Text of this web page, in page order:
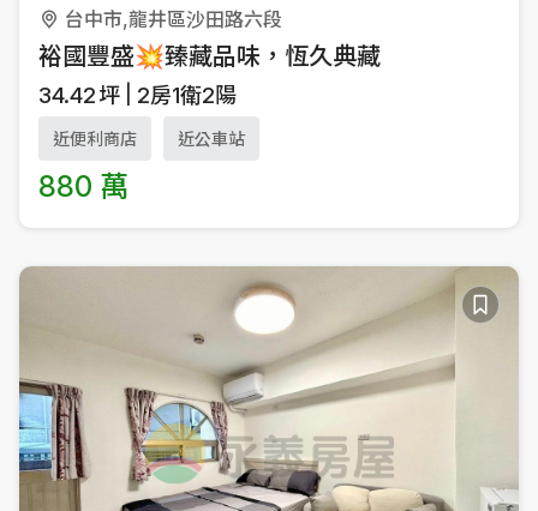
台中市,龍井區沙田路六段
裕國豐盛💥臻藏品味，恆久典藏
34.42坪 2房1衛2陽
近便利商店 近公車站
880 萬